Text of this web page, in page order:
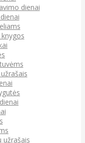
dienai
užrašais